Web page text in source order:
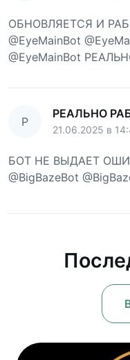
ОБНОВЛЯЕТСЯ И
@EyeMainBot
@EyeMainBot
Р
РЕАЛЬНО
21.06.2025 в
БОТ НЕ ВЫДАЕТ
@BigBazeBot